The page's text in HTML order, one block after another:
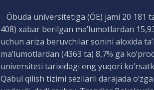
Óbuda universitetiga (ÓE) jami 20 181
408) xabar berilgan ma’lumotlardan
uchun ariza beruvchilar sonini aloxida
ma’lumotlardan (4363 ta) 8,7% ga
universiteti tarixidagi eng yuqori
Qabul qilish tizimi sezilarli darajada